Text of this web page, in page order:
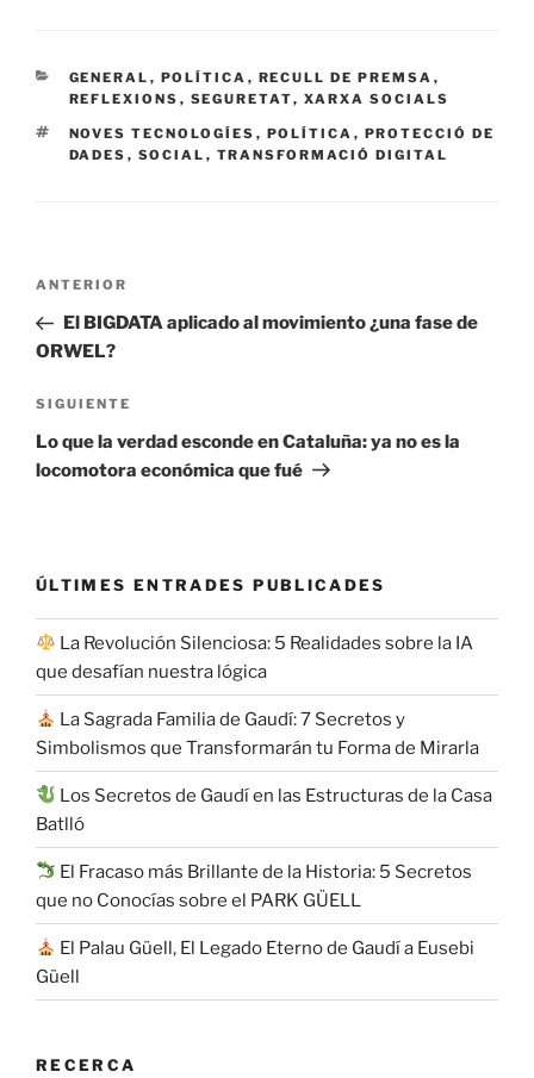
CATEGORÍAS
GENERAL , POLÍTICA , RECULL DE PREMSA ,
REFLEXIONS , SEGURETAT, XARXA SOCIALS
ETIQUETAS
NOVES TECNOLOGÍES , POLÍTICA , PROTECCIÓ DE
DADES , SOCIAL , TRANSFORMACIÓ DIGITAL
Navegación
entradas
Entrada
anterior:
ANTERIOR
El BIGDATA aplicado al movimiento ¿una fase de
ORWEL?
Siguiente
entrada
SIGUIENTE
Lo que la verdad esconde en Cataluña: ya no es la
locomotora económica que fué
ÚLTIMES ENTRADES PUBLICADES
La Revolución Silenciosa: 5 Realidades sobre la IA
que desafían nuestra lógica
La Sagrada Familia de Gaudí: 7 Secretos y
Simbolismos que Transformarán tu Forma de Mirarla
Los Secretos de Gaudí en las Estructuras de la Casa
Batlló
El Fracaso más Brillante de la Historia: 5 Secretos
que no Conocías sobre el PARK GÜELL
El Palau Güell, El Legado Eterno de Gaudí a Eusebi
Güell
RECERCA